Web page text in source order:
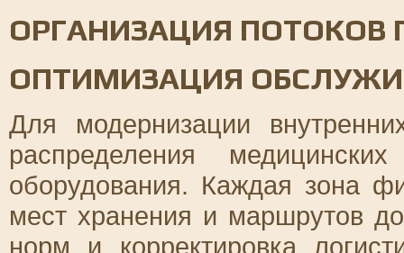
ОРГАНИЗАЦИЯ ПОТОКОВ
ОПТИМИЗАЦИЯ
Для модернизации
распределения
оборудования. Каждая зона
мест хранения и маршрутов
норм и корректировка